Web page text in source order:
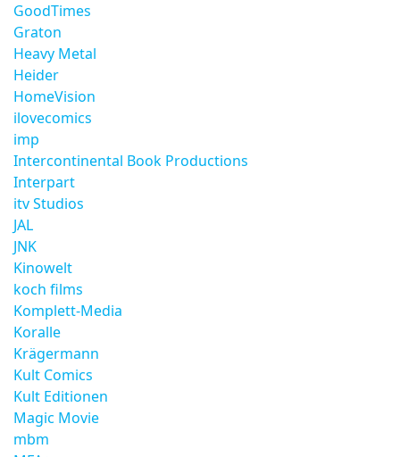
GoodTimes
Graton
Heavy Metal
Heider
HomeVision
ilovecomics
imp
Intercontinental Book Productions
Interpart
itv Studios
JAL
JNK
Kinowelt
koch films
Komplett-Media
Koralle
Krägermann
Kult Comics
Kult Editionen
Magic Movie
mbm